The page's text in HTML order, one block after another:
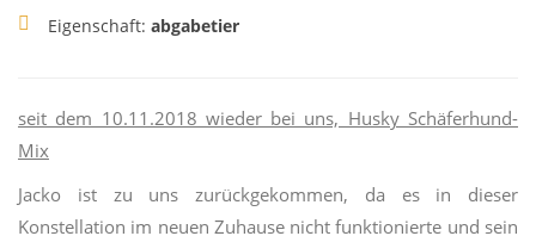
Eigenschaft: abgabetier
seit dem 10.11.2018 wieder bei uns, Husky Schäferhund-
Mix
Jacko ist zu uns zurückgekommen, da es in dieser
Konstellation im neuen Zuhause nicht funktionierte und sein